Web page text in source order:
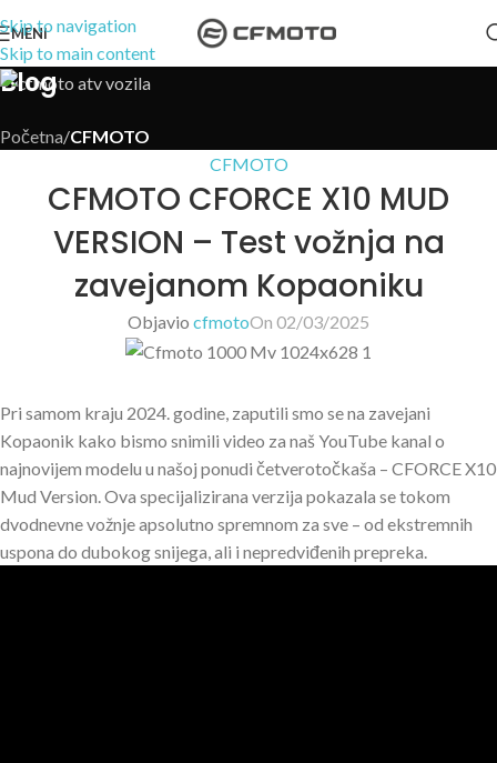
Skip to navigation
Skip to main content
MENI
Blog
Početna/CFMOTO
CFMOTO
CFMOTO CFORCE X10 MUD
VERSION – Test vožnja na
zavejanom Kopaoniku
Objavio cfmotoOn 02/03/2025
Pri samom kraju 2024. godine, zaputili smo se na zavejani
Kopaonik kako bismo snimili video za naš YouTube kanal o
najnovijem modelu u našoj ponudi četverotočkaša – CFORCE X10
Mud Version. Ova specijalizirana verzija pokazala se tokom
dvodnevne vožnje apsolutno spremnom za sve – od ekstremnih
uspona do dubokog snijega, ali i nepredviđenih prepreka.